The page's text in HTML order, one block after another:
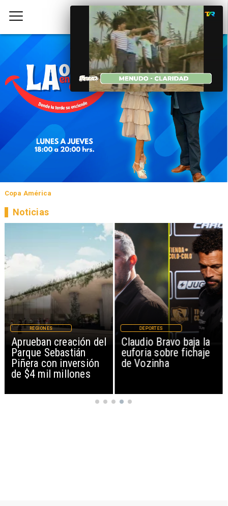
Copa América
Claudio Bravo baja la
euforia sobre fichaje
de Vozinha
DEPORTES
Patinadoras de
Mejillones clasifican al
Campeonato Nacional
MAGAZINE
Noticias